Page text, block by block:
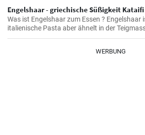
Engelshaar - griechische Süßigkeit Kataifi
Was ist Engelshaar zum Essen ? Engelshaar ist wie ganz dünne
italienische Pasta aber ähnelt in der
im balkanischen Raum für Süßspeisen mit
WERBUNG